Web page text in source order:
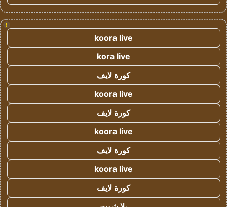
!
koora live
kora live
كورة لايف
koora live
كورة لايف
koora live
كورة لايف
koora live
كورة لايف